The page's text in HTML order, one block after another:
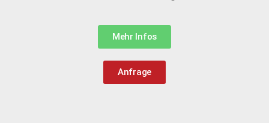
Mehr Infos
Anfrage